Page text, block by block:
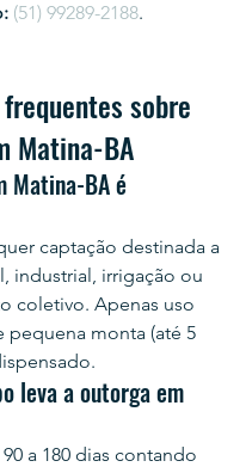
(51) 99289-2188.
sobre
Matina-BA
Matina-BA é
captação destinada a
industrial, irrigação ou
coletivo. Apenas uso
monta (até 5
leva a outorga em
a 180 dias contando